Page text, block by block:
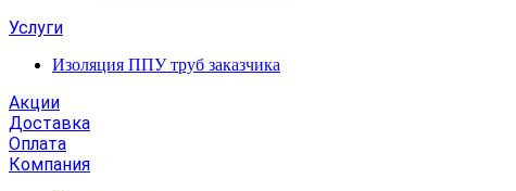
Услуги
Изоляция ППУ труб заказчика
Акции
Доставка
Оплата
Компания